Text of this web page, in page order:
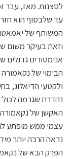
לסצנות. מאז, עבר
וזאת בעיקר משום
אנימטורים גדולים
הבימוי של
ולקטעי הדיאלוג,
נהדרת שגרמה לכול
האקשן של
עצמי ממש מופתע
נראה הרבה יותר